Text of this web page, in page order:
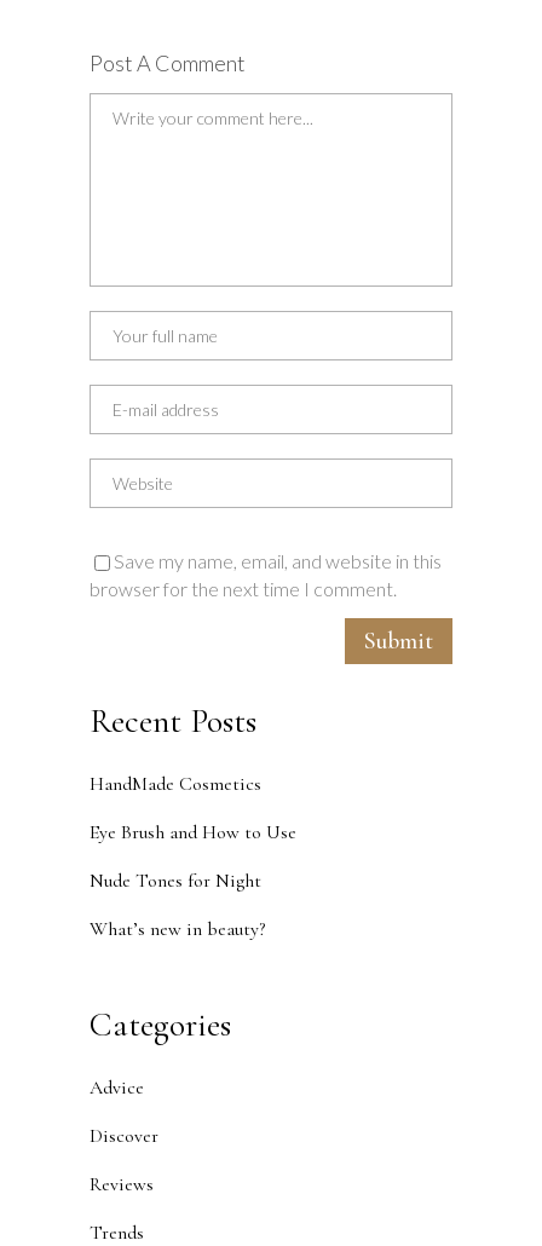
Post A Comment
Save my name, email, and website in this
browser for the next time I comment.
Recent Posts
HandMade Cosmetics
Eye Brush and How to Use
Nude Tones for Night
What’s new in beauty?
Categories
Advice
Discover
Reviews
Trends